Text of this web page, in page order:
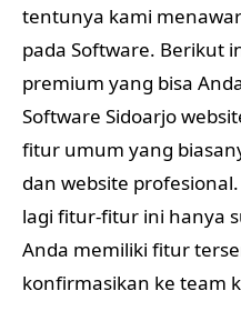
tentunya kami
pada Software. Berikut
premium yang bisa
Software Sidoarjo
fitur umum yang
dan website
lagi fitur-fitur ini hanya
Anda memiliki fitur
konfirmasikan ke team